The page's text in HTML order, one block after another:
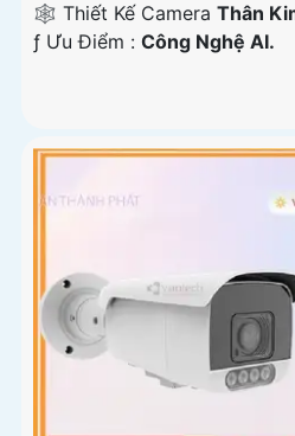
🕸️ Thiết Kế Camera Thân
️ƒ Ưu Điểm : Công Nghệ AI.